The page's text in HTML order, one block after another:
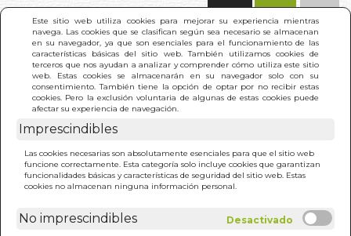
Este sitio web utiliza cookies para mejorar su experiencia mientras
navega. Las cookies que se clasifican según sea necesario se almacenan
en su navegador, ya que son esenciales para el funcionamiento de las
características básicas del sitio web. También utilizamos cookies de
terceros que nos ayudan a analizar y comprender cómo utiliza este sitio
web. Estas cookies se almacenarán en su navegador solo con su
consentimiento. También tiene la opción de optar por no recibir estas
cookies. Pero la exclusión voluntaria de algunas de estas cookies puede
afectar su experiencia de navegación.
Imprescindibles
Las cookies necesarias son absolutamente esenciales para que el sitio web
funcione correctamente. Esta categoría solo incluye cookies que garantizan
funcionalidades básicas y características de seguridad del sitio web. Estas
cookies no almacenan ninguna información personal.
No imprescindibles
INICIO > CIENCIA DEL AYURVEDA. LA